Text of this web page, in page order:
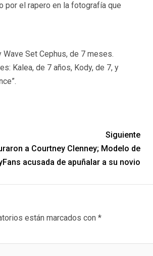
por el rapero en la fotografía que
Set Cephus, de 7 meses.
Kalea, de 7 años, Kody, de 7, y
Siguiente
a Courtney Clenney; Modelo de
acusada de apuñalar a su novio
están marcados con *